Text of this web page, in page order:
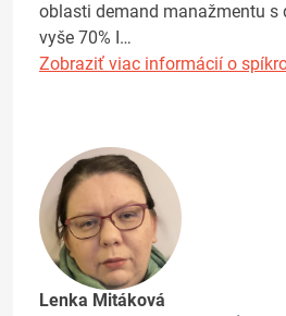
oblasti demand manažmentu s
vyše 70% I…
Zobraziť viac informácií o
Lenka Mitáková